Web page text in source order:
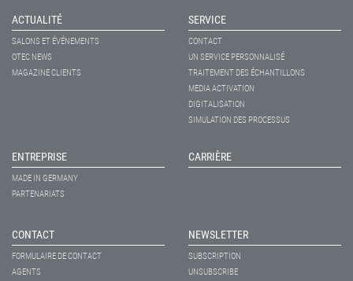
ACTUALITÉ
SALONS ET ÉVÉNEMENTS
OTEC NEWS
MAGAZINE CLIENTS
SERVICE
CONTACT
UN SERVICE PERSONNALISÉ
TRAITEMENT DES ÉCHANTILLONS
MEDIA ACTIVATION
DIGITALISATION
SIMULATION DES PROCESSUS
ENTREPRISE
MADE IN GERMANY
PARTENARIATS
CARRIÈRE
CONTACT
FORMULAIRE DE CONTACT
AGENTS
NEWSLETTER
SUBSCRIPTION
UNSUBSCRIBE